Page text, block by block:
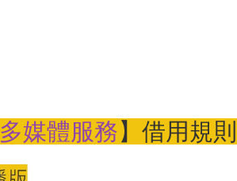
多媒體服務】借用規則